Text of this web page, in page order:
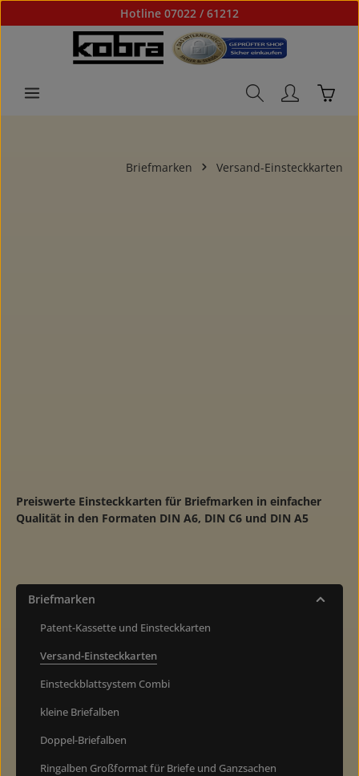
Zum Hauptinhalt springenHotline 07022 / 61212
Briefmarken Versand-Einsteckkarten
Preiswerte Einsteckkarten für Briefmarken in einfacher
Qualität in den Formaten DIN A6, DIN C6 und DIN A5
Briefmarken
Patent-Kassette und Einsteckkarten
Versand-Einsteckkarten
Einsteckblattsystem Combi
kleine Briefalben
Doppel-Briefalben
Ringalben Großformat für Briefe und Ganzsachen